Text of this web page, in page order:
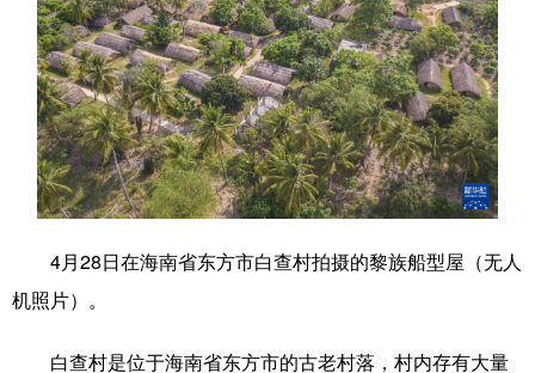
科技 科创 量子 体育
文化 书画 健康 军事
访谈 视频 图片 政务
法律 中央文件 金融 汽车
食品 人居 信息化 数字经济
学术中国 乡村振兴 银龄 溯源中国
城市
彩票 娱乐 时尚 悦读
4月28日在海南省东方市白查村拍摄的黎族船型屋（无人
机照片）。
白查村是位于海南省东方市的古老村落，村内存有大量